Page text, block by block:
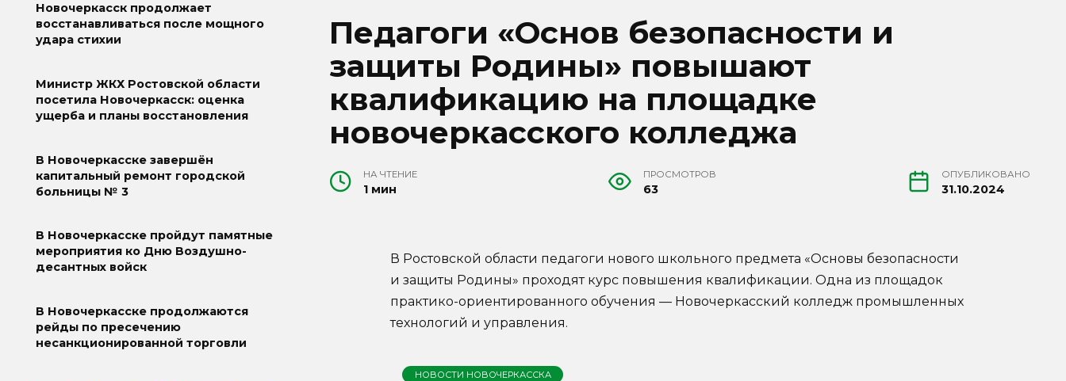
Педагоги «Основ безопасности и
защиты Родины» повышают
квалификацию на площадке
новочеркасского колледжа
НА ЧТЕНИЕ
1 мин
ПРОСМОТРОВ
63
ОПУБЛИКОВАНО
31.10.2024
В Ростовской области педагоги нового школьного предмета «Основы безопасности
и защиты Родины» проходят курс повышения квалификации. Одна из площадок
практико-ориентированного обучения — Новочеркасский колледж промышленных
технологий и управления.
НОВОСТИ НОВОЧЕРКАССКА
Новочеркасск продолжает
восстанавливаться после мощного
удара стихии
Министр ЖКХ Ростовской области
посетила Новочеркасск: оценка
ущерба и планы восстановления
В Новочеркасске завершён
капитальный ремонт городской
больницы № 3
В Новочеркасске пройдут памятные
мероприятия ко Дню Воздушно-
десантных войск
В Новочеркасске продолжаются
рейды по пресечению
несанкционированной торговли